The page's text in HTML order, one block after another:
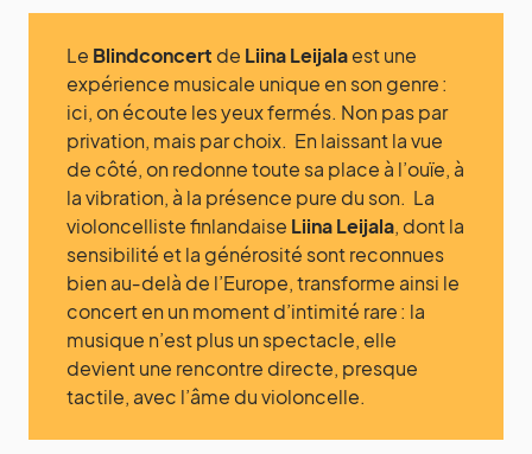
Le Blindconcert de Liina Leijalaest une
expérience musicale unique en son genre :
ici, on écoute les yeux fermés. Non pas par
privation, mais par choix. En laissant la vue
de côté, on redonne toute sa place à l’ouïe, à
la vibration, à la présence pure du son. La
violoncelliste finlandaise Liina Leijala, dont la
sensibilité et la générosité sont reconnues
bien au‑delà de l’Europe, transforme ainsi le
concert en un moment d’intimité rare : la
musique n’est plus un spectacle, elle
devient une rencontre directe, presque
tactile, avec l’âme du violoncelle.